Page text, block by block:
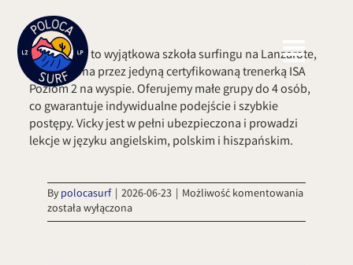
content
Poloca Surf to wyjątkowa szkoła surfingu na Lanzarote,
prowadzona przez jedyną certyfikowaną trenerką ISA
Poziom 2 na wyspie. Oferujemy małe grupy do 4 osób,
co gwarantuje indywidualne podejście i szybkie
postępy. Vicky jest w pełni ubezpieczona i prowadzi
lekcje w języku angielskim, polskim i hiszpańskim.
Bypolocasurf 2026-06-23 Możliwość komentowania
zajęcia
została wyłączona